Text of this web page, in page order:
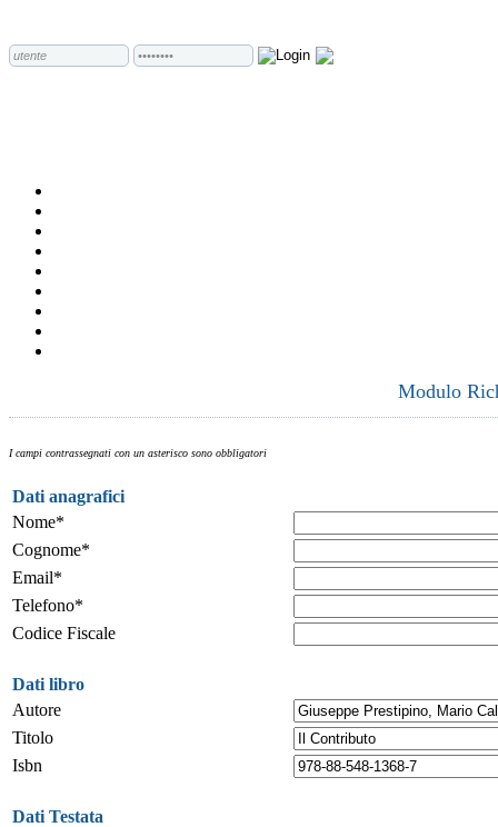
Modulo
I campi contrassegnati con un asterisco sono obbligatori
Dati anagrafici
Nome*
Cognome*
Email*
Telefono*
Codice Fiscale
Dati libro
Autore
Titolo
Isbn
Dati Testata